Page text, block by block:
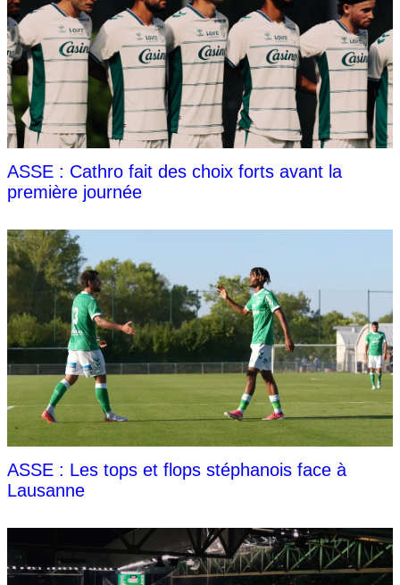
ASSE : Cathro fait des choix forts avant la
première journée
ASSE : Les tops et flops stéphanois face à
Lausanne